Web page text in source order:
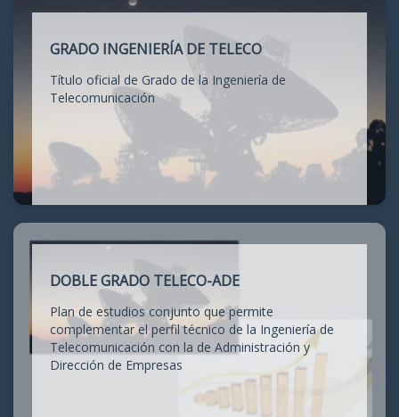
GRADO INGENIERÍA DE TELECO
Título oficial de Grado de la Ingeniería de
Telecomunicación
DOBLE GRADO TELECO-ADE
Plan de estudios conjunto que permite
complementar el perfil técnico de la Ingeniería de
Telecomunicación con la de Administración y
Dirección de Empresas